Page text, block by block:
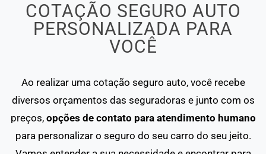
COTAÇÃO SEGURO AUTO
PERSONALIZADA PARA
VOCÊ
Ao realizar uma cotação seguro auto, você recebe
diversos orçamentos das seguradoras e junto com os
preços, opções de contato para atendimento humano
para personalizar o seguro do seu carro do seu jeito.